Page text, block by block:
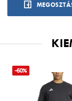
-60%